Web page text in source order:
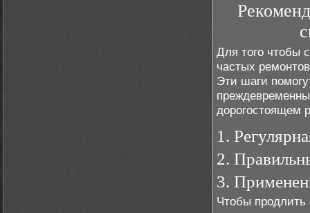
Для того чтобы
частых
Эти шаги
дорогостоящем
1.
2.
3.
Чтобы продлить